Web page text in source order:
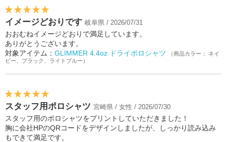
イメージどおりです 岐阜県 / 2026/07/31
おおむねイメージどおりで満足しています。
ありがとうございます。
対象アイテム： GLIMMER 4.4oz ドライポロシャツ
（商品カラー： ネイ
ビー、ブラック、ライトブルー）
スタッフ用ポロシャツ 宮崎県 / 女性 / 2026/07/30
スタッフ用のポロシャツをプリントしていただきました！
胸に会社HPのQRコードをデザインしましたが、しっかり読み込み
もできて満足です。